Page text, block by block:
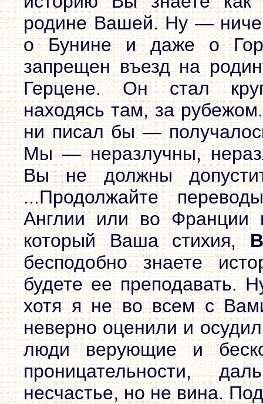
родине Вашей. Ну —
о Бунине и даже о
запрещен въезд на
Герцене. Он стал
находясь там, за
ни писал бы —
Мы — неразлучны,
Вы не должны
...Продолжайте
Англии или во Франции
который Ваша стихия,
бесподобно знаете
будете ее преподавать.
хотя я не во всем с
неверно оценили и
люди верующие и
проницательности,
несчастье, но не вина.